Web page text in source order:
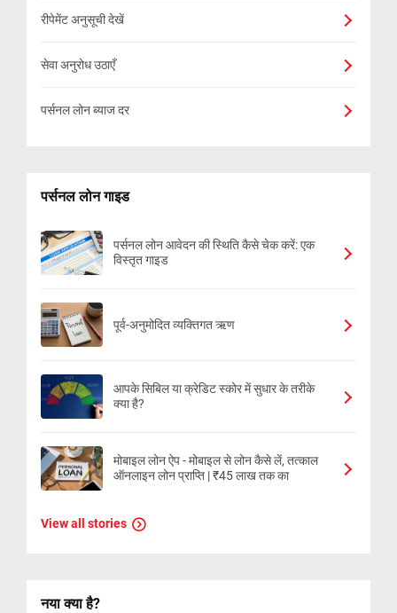
रीपेमेंट अनुसूची देखें
सेवा अनुरोध उठाएँ
पर्सनल लोन ब्याज दर
पर्सनल लोन गाइड
पर्सनल लोन आवेदन की स्थिति कैसे चेक करें: एक
विस्तृत गाइड
पूर्व-अनुमोदित व्यक्तिगत ऋण
आपके सिबिल या क्रेडिट स्कोर में सुधार के तरीके
क्या है?
मोबाइल लोन ऐप - मोबाइल से लोन कैसे लें, तत्काल
ऑनलाइन लोन प्राप्ति | ₹45 लाख तक का
View all stories
नया क्या है?